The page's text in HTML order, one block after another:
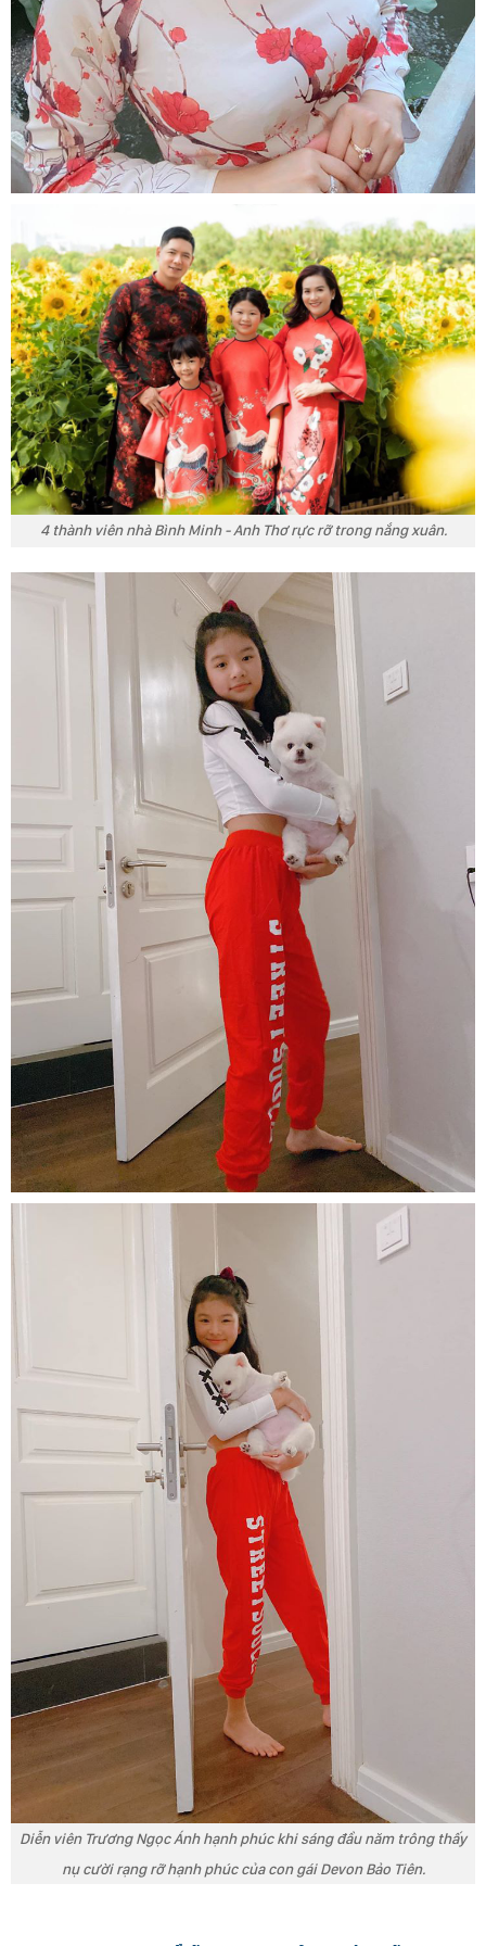
4 thành viên nhà Bình Minh - Anh Thơ rực rỡ trong nắng xuân.
Diễn viên Trương Ngọc Ánh hạnh phúc khi sáng đầu năm trông thấy
nụ cười rạng rỡ hạnh phúc của con gái Devon Bảo Tiên.